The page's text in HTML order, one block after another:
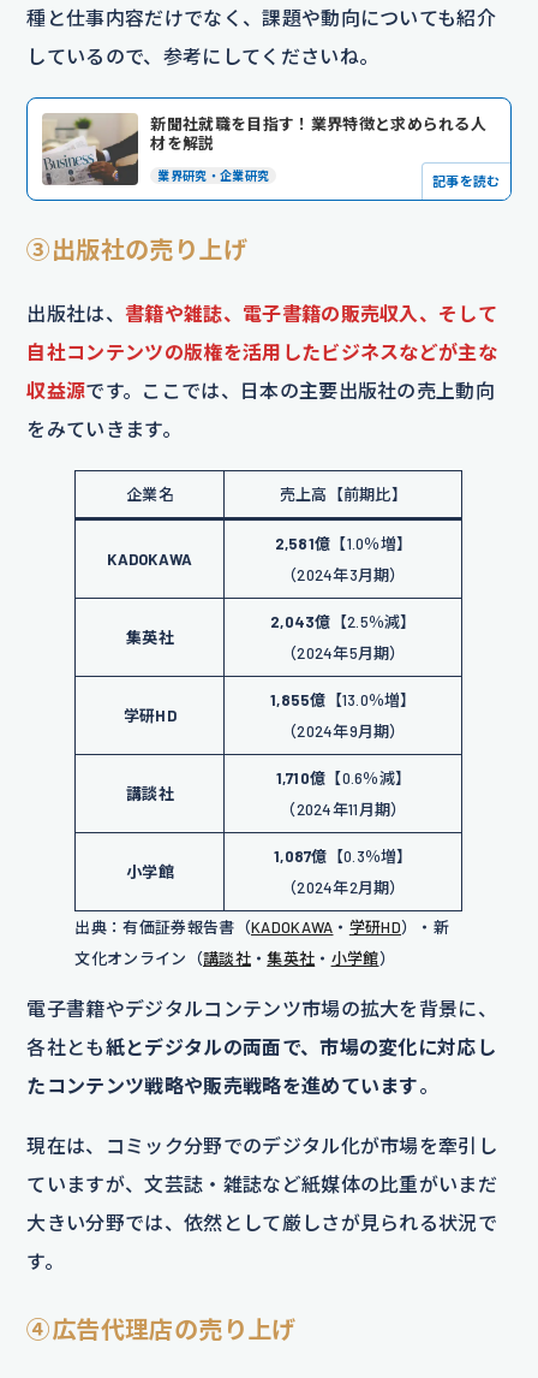
種と仕事内容だけでなく、課題や動向についても紹介
しているので、参考にしてくださいね。
新聞社就職を目指す！業界特徴と求められる人
材を解説
業界研究・企業研究 記事を読む
③出版社の売り上げ
出版社は、 書籍や雑誌、電子書籍の販売収入、そして
自社コンテンツの版権を活用したビジネスなどが主な
収益源です。ここでは、日本の主要出版社の売上動向
をみていきます。
企業名 売上高【前期比】
KADOKAWA
2,581億 【1.0％増】
（2024年3月期）
集英社
2,043億 【2.5％減】
（2024年5月期）
学研HD
1,855億 【13.0％増】
（2024年9月期）
講談社
1,710億 【0.6％減】
（2024年11月期）
小学館
1,087億 【0.3％増】
（2024年2月期）
出典：有価証券報告書（KADOKAWA ・ 学研HD）・新
文化オンライン（講談社・集英社 ・ 小学館）
電子書籍やデジタルコンテンツ市場の拡大を背景に、
各社とも紙とデジタルの両面で、市場の変化に対応し
たコンテンツ戦略や販売戦略を進めています。
現在は、コミック分野でのデジタル化が市場を牽引し
ていますが、文芸誌・雑誌など紙媒体の比重がいまだ
大きい分野では、依然として厳しさが見られる状況で
す。
④広告代理店の売り上げ